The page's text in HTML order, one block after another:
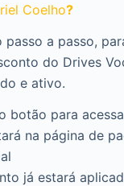
Coelho?
passo a passo,
do Drives
e ativo.
botão para
na página de
já estará